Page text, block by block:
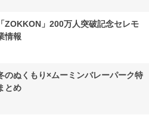
ZOKKON」200万人突破記念セレモ
情報
のぬくもり×ムーミンバレーパーク特
とめ